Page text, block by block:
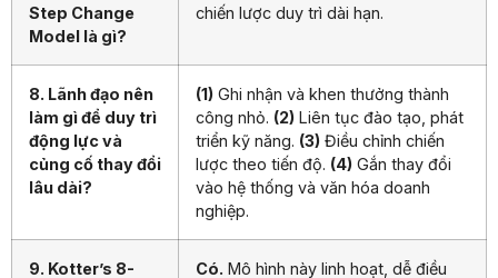
Step Change
Model là gì?
chiến lược duy trì dài hạn.
8. Lãnh đạo nên
làm gì để duy trì
động lực và
củng cố thay đổi
lâu dài?
(1) Ghi nhận và khen thưởng thành
công nhỏ. (2) Liên tục đào tạo, phát
triển kỹ năng. (3) Điều chỉnh chiến
lược theo tiến độ. (4) Gắn thay đổi
vào hệ thống và văn hóa doanh
nghiệp.
9. Kotter’s 8- Có. Mô hình này linh hoạt, dễ điều